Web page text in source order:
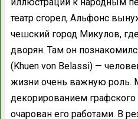
театр сгорел, Альфонс
чешский город Микулов,
дворян. Там он
(Khuen von Belassi) —
жизни очень важную роль.
декорированием графского
очарован его работами. В